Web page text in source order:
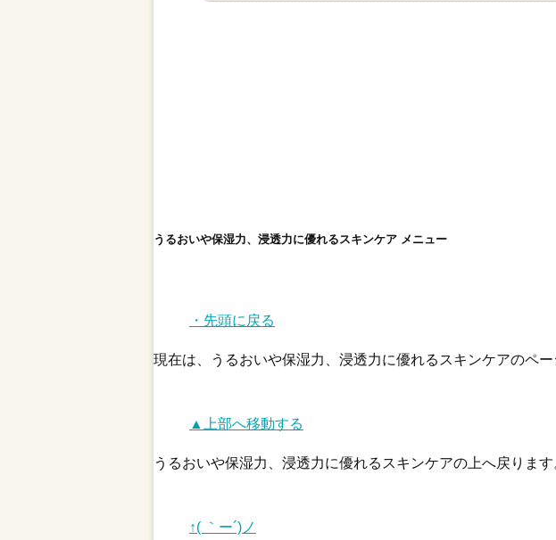
うるおいや保湿力、浸透力に優れるスキンケア メニュー
・先頭に戻る
現在は、うるおいや保湿力、浸透力に優れるスキンケアのペー
▲上部へ移動する
うるおいや保湿力、浸透力に優れるスキンケアの上へ戻ります
↑( ｀ー´)ノ